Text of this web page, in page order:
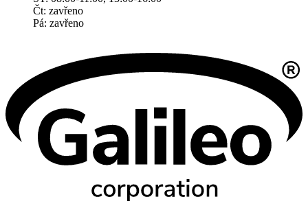
Čt: zavřeno
Pá: zavřeno